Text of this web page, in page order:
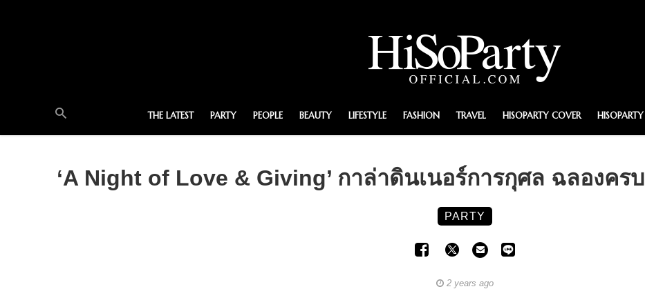
THE LATEST PARTY PEOPLE BEAUTY LIFESTYLE FASHION TRAVEL HISOPARTY COVER
‘A Night of Love & Giving’ กาล่าดินเนอร์การกุศล ฉลองคร
PARTY
2 years ago